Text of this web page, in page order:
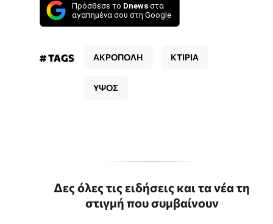
Πρόσθεσε το Dnews στα
αγαπημένα σου στη Google
# TAGS ΑΚΡΟΠΟΛΗ ΚΤΙΡΙΑ
ΥΨΟΣ
Δες όλες τις ειδήσεις και τα νέα τη
στιγμή που συμβαίνουν